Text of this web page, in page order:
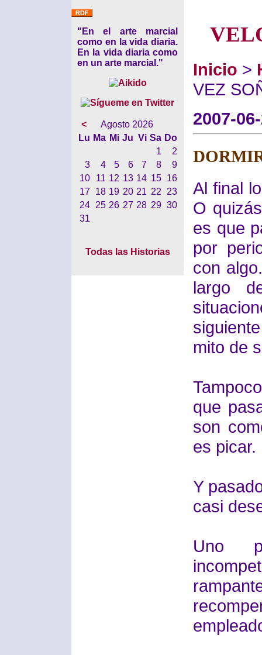
"En el arte marcial
como en la vida diaria.
En la vida diaria como
en un arte marcial."
<
Agosto 2026
Lu Ma Mi Ju Vi Sa Do
1
2
3
4 5 6 7 8
9
10
11 12 13 14 15
16
17
18 19 20 21 22
23
24
25 26 27 28 29 30
31
Todas las Historias
Inicio >
VEZ
2007-
Al final
O
es que
por
con
largo
mito de
que
son
es picar.
Y
casi
Uno